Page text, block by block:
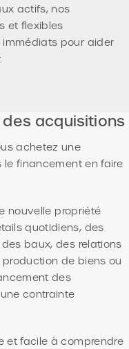
actifs, nos
et flexibles
immédiats pour aider
acquisitions
achetez une
le financement en faire
nouvelle propriété
quotidiens, des
baux, des relations
de biens ou
des
contrainte
et facile à comprendre